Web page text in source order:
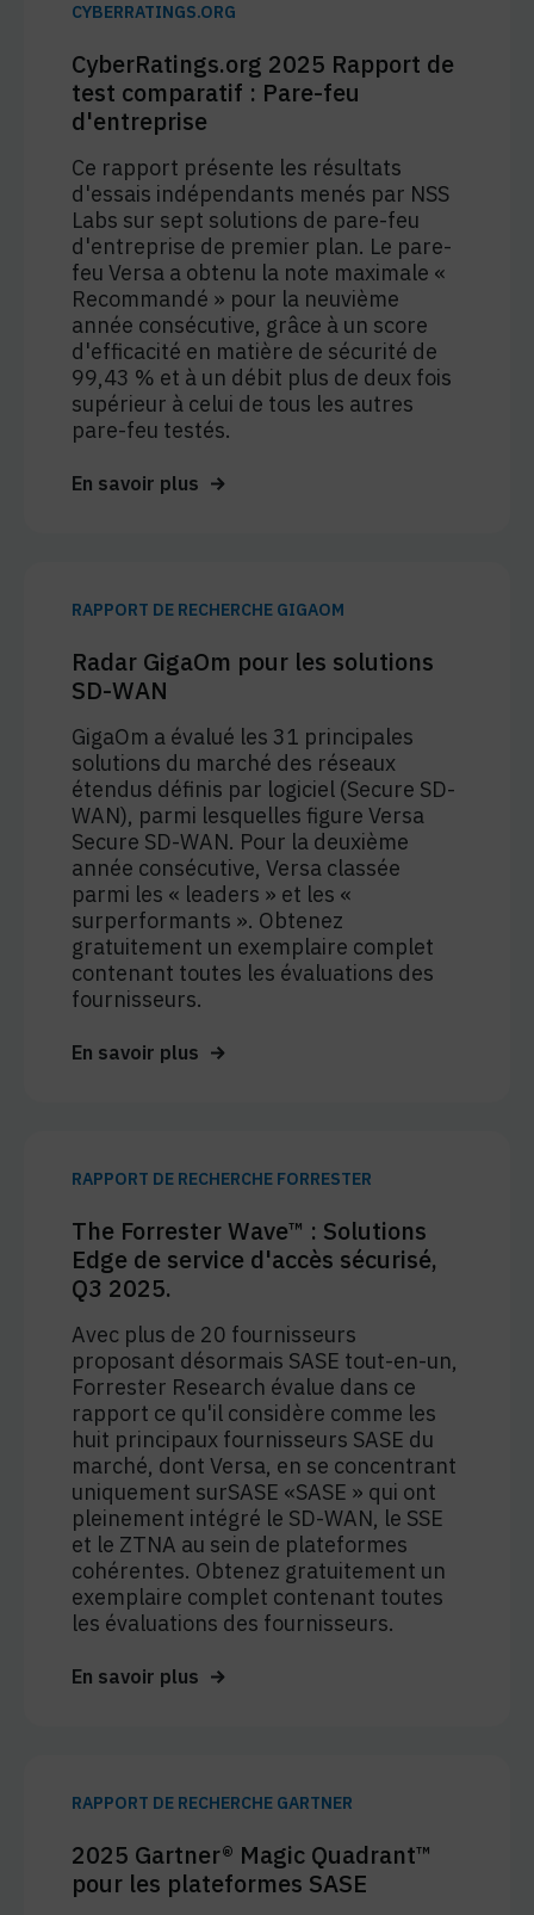
CYBERRATINGS.ORG
CyberRatings.org 2025 Rapport de
test comparatif : Pare-feu
d'entreprise
Ce rapport présente les résultats
d'essais indépendants menés par NSS
Labs sur sept solutions de pare-feu
d'entreprise de premier plan. Le pare-
feu Versa a obtenu la note maximale «
Recommandé » pour la neuvième
année consécutive, grâce à un score
d'efficacité en matière de sécurité de
99,43 % et à un débit plus de deux fois
supérieur à celui de tous les autres
pare-feu testés.
En savoir plus
RAPPORT DE RECHERCHE GIGAOM
Radar GigaOm pour les solutions
SD-WAN
GigaOm a évalué les 31 principales
solutions du marché des réseaux
étendus définis par logiciel (Secure SD-
WAN), parmi lesquelles figure Versa
Secure SD-WAN. Pour la deuxième
année consécutive, Versa classée
parmi les « leaders » et les «
surperformants ». Obtenez
gratuitement un exemplaire complet
contenant toutes les évaluations des
fournisseurs.
En savoir plus
RAPPORT DE RECHERCHE FORRESTER
The Forrester Wave™ : Solutions
Edge de service d'accès sécurisé,
Q3 2025.
Avec plus de 20 fournisseurs
proposant désormais SASE tout-en-un,
Forrester Research évalue dans ce
rapport ce qu'il considère comme les
huit principaux fournisseurs SASE du
marché, dont Versa, en se concentrant
uniquement surSASE «SASE » qui ont
pleinement intégré le SD-WAN, le SSE
et le ZTNA au sein de plateformes
cohérentes. Obtenez gratuitement un
exemplaire complet contenant toutes
les évaluations des fournisseurs.
En savoir plus
RAPPORT DE RECHERCHE GARTNER
2025 Gartner® Magic Quadrant™
pour les plateformes SASE